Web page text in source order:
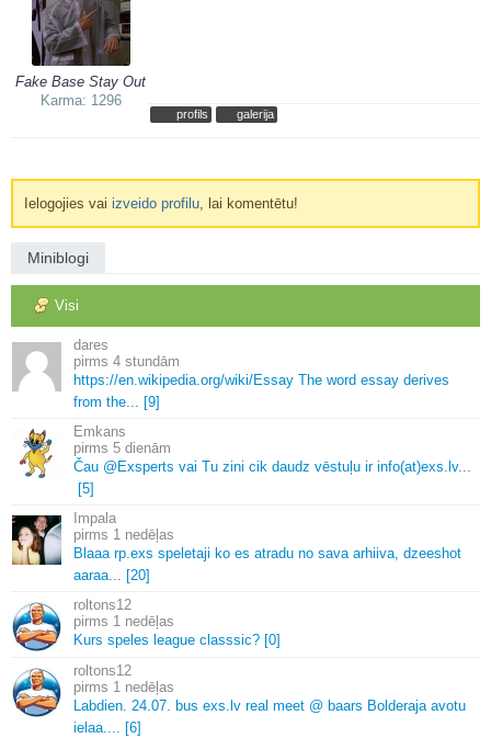
Fake Base Stay Out
Karma: 1296
profils galerija
Ielogojies vaiizveido profilu , lai komentētu!
Miniblogi
Visi
dares
4 stundām
https://en. wikipedia. org/wiki/Essay The word essay derives
from the.
[9]
Emkans
5 dienām
Čau @Exsperts vai Tu zini cik daudz vēstuļu ir info(at)exs. lv.
[5]
Impala
1 nedēļas
Blaaa rp. exs speletaji ko es atradu no sava arhiiva, dzeeshot
aaraa.
[20]
roltons12
1 nedēļas
Kurs speles league classsic? [0]
roltons12
1 nedēļas
Labdien. 24. 07. bus exs. lv real meet @ baars Bolderaja avotu
ielaa.
[6]